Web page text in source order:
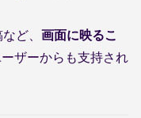
ど、 画面に映るこ
ザーからも支持され